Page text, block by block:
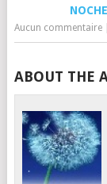
Aucun commentaire|
ABOUT THE